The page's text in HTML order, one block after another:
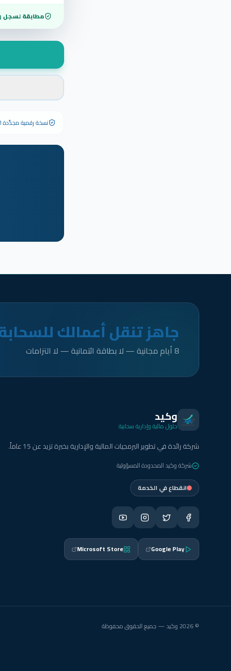
مطابقة لسجل
نسخة رقمية مجدَّدة ٢٠٢٦ تحمل رقم الشهادة الأصلي وبياناته كاملة — الشهادة الورقية الأصلية تبقى سارية المفعول.
جاهز تنقل أعمالك
8 أيام مجانية — لا بطاقة ائتمانية — لا التزامات
وكيد
حلول مالية وإدارية سحابية
شركة رائدة في تطوير البرمجيات المالية والإدارية بخبرة تزيد عن 15 عاماً.
شركة وكيد المحدودة المسؤولية
انقطاع في الخدمة
Google Play
Microsoft Store
© 2026 وكيد — جميع الحقوق محفوظة